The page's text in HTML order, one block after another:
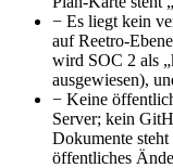
− Es liegt kein
auf Reetro-
wird SOC 2 als
ausgewiesen),
− Keine
Server; kein
Dokumente
öffentliches